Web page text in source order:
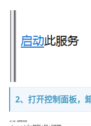
2、打开控制面板，